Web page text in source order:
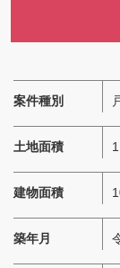
案件種別
土地面積
建物面積
築年月